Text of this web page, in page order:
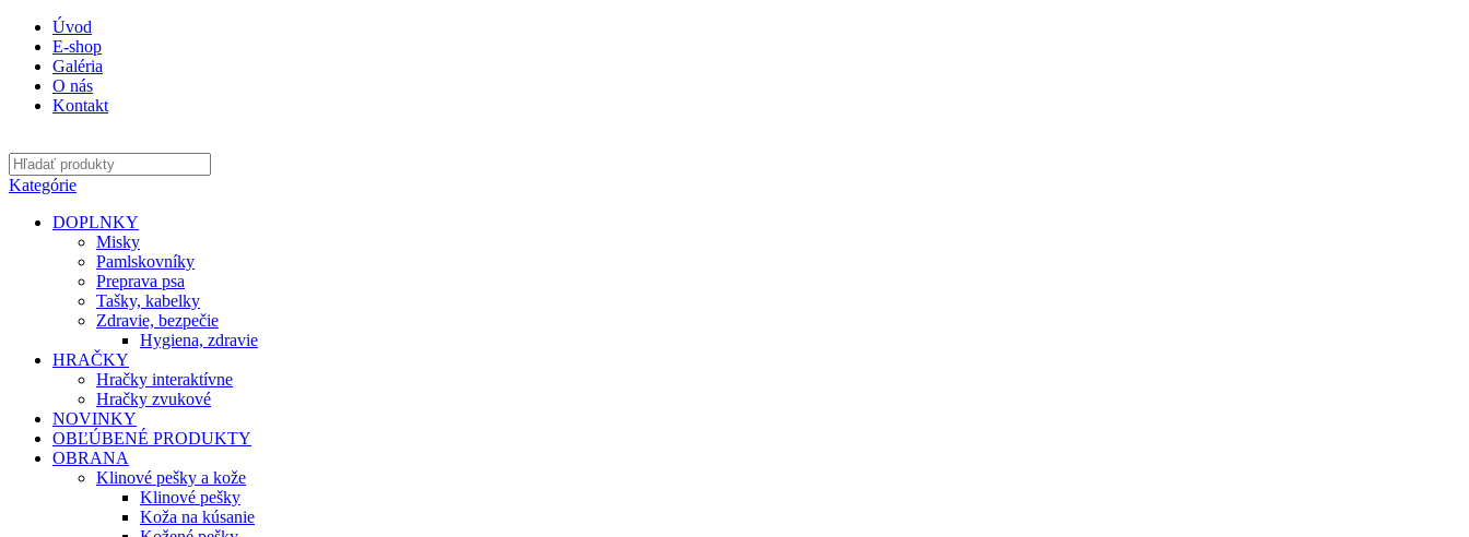
Úvod
E-shop
Galéria
O nás
Kontakt
Kategórie
DOPLNKY
Misky
Pamlskovníky
Preprava psa
Tašky, kabelky
Zdravie, bezpečie
Hygiena, zdravie
HRAČKY
Hračky interaktívne
Hračky zvukové
NOVINKY
OBĽÚBENÉ PRODUKTY
OBRANA
Klinové pešky a kože
Klinové pešky
Koža na kúsanie